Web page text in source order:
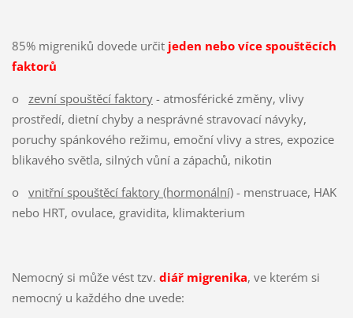
85% migreniků dovede určit jeden nebo více spouštěcích
faktorů
o zevní spouštěcí faktory- atmosférické změny, vlivy
prostředí, dietní chyby a nesprávné stravovací návyky,
poruchy spánkového režimu, emoční vlivy a stres, expozice
blikavého světla, silných vůní a zápachů, nikotin
o vnitřní spouštěcí faktory (hormonální)- menstruace, HAK
nebo HRT, ovulace, gravidita, klimakterium
Nemocný si může vést tzv. diář migrenika, ve kterém si
nemocný u každého dne uvede: